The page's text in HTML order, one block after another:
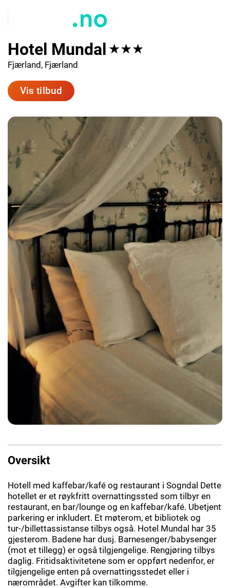
Hotel Mundal ★★★
Fjærland, Fjærland
Vis tilbud
Oversikt
Hotell med kaffebar/kafé og restaurant i Sogndal Dette
hotellet er et røykfritt overnattingssted som tilbyr en
restaurant, en bar/lounge og en kaffebar/kafé. Ubetjent
parkering er inkludert. Et møterom, et bibliotek og
tur-/billettassistanse tilbys også. Hotel Mundal har 35
gjesterom. Badene har dusj. Barnesenger/babysenger
(mot et tillegg) er også tilgjengelige. Rengjøring tilbys
daglig. Fritidsaktivitetene som er oppført nedenfor, er
tilgjengelige enten på overnattingsstedet eller i
nærområdet. Avgifter kan tilkomme.